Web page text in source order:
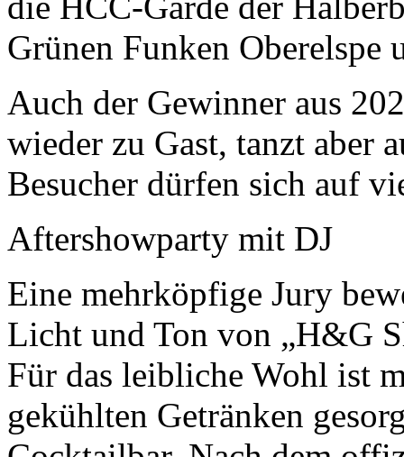
Grünen Funken Oberelspe
Auch der Gewinner aus
wieder zu Gast, tanzt aber
Besucher dürfen sich auf
Aftershowparty mit DJ
Eine mehrköpfige Jury
Licht und Ton von „H&G
Für das leibliche Wohl ist
gekühlten Getränken